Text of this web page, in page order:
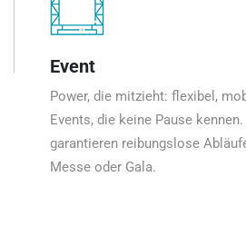
Event
Power, die mitzieht: flexibel,
Events, die keine Pause
garantieren reibungslose
Messe oder Gala.